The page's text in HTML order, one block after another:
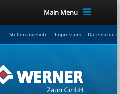
Main Menu
Stellenangebote Impressum